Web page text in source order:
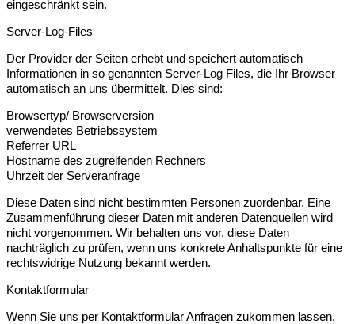
eingeschränkt sein.
Server-Log-Files
Der Provider der Seiten erhebt und speichert automatisch
Informationen in so genannten Server-Log Files, die Ihr Browser
automatisch an uns übermittelt. Dies sind:
Browsertyp/ Browserversion
verwendetes Betriebssystem
Referrer URL
Hostname des zugreifenden Rechners
Uhrzeit der Serveranfrage
Diese Daten sind nicht bestimmten Personen zuordenbar. Eine
Zusammenführung dieser Daten mit anderen Datenquellen wird
nicht vorgenommen. Wir behalten uns vor, diese Daten
nachträglich zu prüfen, wenn uns konkrete Anhaltspunkte für eine
rechtswidrige Nutzung bekannt werden.
Kontaktformular
Wenn Sie uns per Kontaktformular Anfragen zukommen lassen,